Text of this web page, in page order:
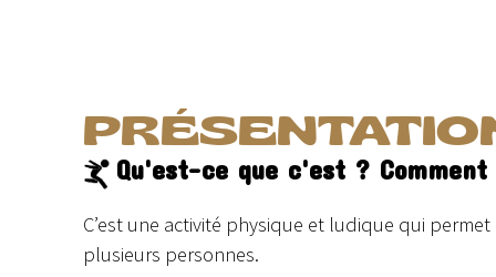
Qu'est-ce que c'est ?
C’est une activité physique et ludique qui
plusieurs personnes.